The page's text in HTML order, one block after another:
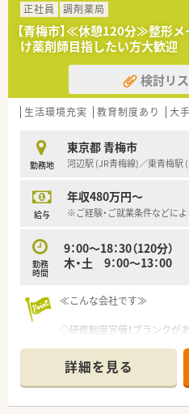
正社員
調剤薬局
【青梅市】≪休憩120分≫整形
け薬剤師目指したい方大歓迎
検討リ
生活環境充実 教育制度あり 大
勤務地
東京都 青梅市
河辺駅 (JR青梅線)／東青梅駅
給与
年収480万円～
※ご経験・ご就業条件などに
勤務
時間
9：00～18：30（120分）
木・土 9：00～13：00
≪こんな会社です≫
◇研修制度完備！ブランクが
◇希望の勤務地お伺いします♪
詳細を見る